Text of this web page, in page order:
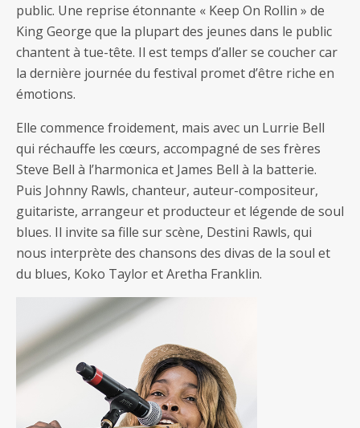
public. Une reprise étonnante « Keep On Rollin » de
King George que la plupart des jeunes dans le public
chantent à tue-tête. Il est temps d’aller se coucher car
la dernière journée du festival promet d’être riche en
émotions.
Elle commence froidement, mais avec un Lurrie Bell
qui réchauffe les cœurs, accompagné de ses frères
Steve Bell à l’harmonica et James Bell à la batterie.
Puis Johnny Rawls, chanteur, auteur-compositeur,
guitariste, arrangeur et producteur et légende de soul
blues. Il invite sa fille sur scène, Destini Rawls, qui
nous interprète des chansons des divas de la soul et
du blues, Koko Taylor et Aretha Franklin.